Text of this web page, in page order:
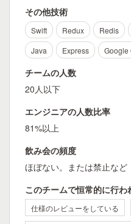
その他技術
Swift Redux Redis
Java
Express Google
チームの人数
20人以下
エンジニアの人数比率
81%以上
飲み会の頻度
ほぼない。または禁止など
このチームで恒常的に行
仕様のレビューをしている